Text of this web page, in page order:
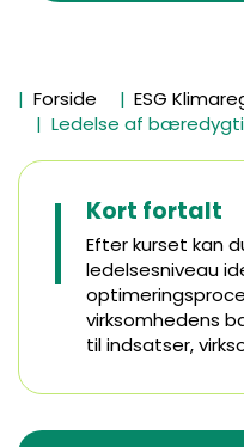
Forside
ESG
Ledelse af
Kort fortalt
Efter kurset kan
ledelsesniveau
virksomhedens
til indsatser,